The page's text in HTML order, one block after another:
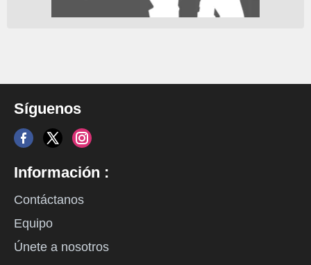
Síguenos
Información :
Contáctanos
Equipo
Únete a nosotros